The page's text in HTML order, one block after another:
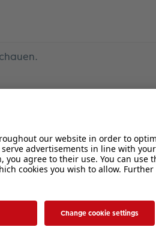
ist in wenigen Augenblicken
unsere Nutzungsbedingungen und die